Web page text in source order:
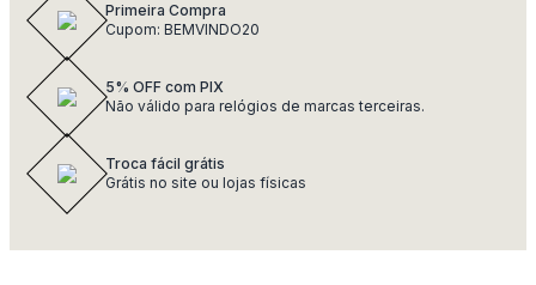
Primeira Compra
Cupom: BEMVINDO20
5% OFF com PIX
Não válido para relógios de marcas terceiras.
Troca fácil grátis
Grátis no site ou lojas físicas